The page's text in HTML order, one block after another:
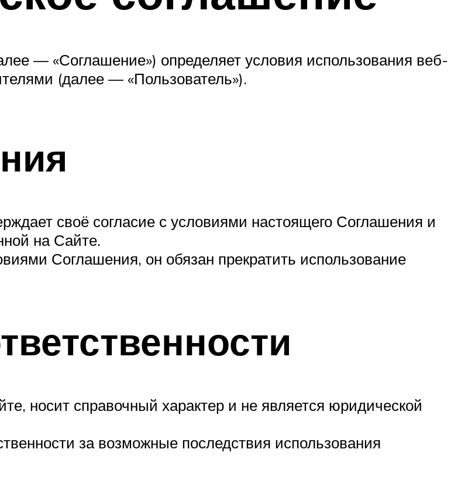
— «Соглашение») определяет условия использования веб-
(далее — «Пользователь»).
своё согласие с условиями настоящего Соглашения и
на Сайте.
Соглашения, он обязан прекратить использование
носит справочный характер и не является юридической
за возможные последствия использования